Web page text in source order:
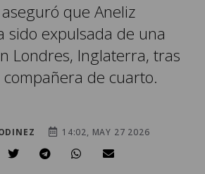
que Aneliz
sido expulsada de una
Londres, Inglaterra, tras
de cuarto.
14:02, MAY 27 2026